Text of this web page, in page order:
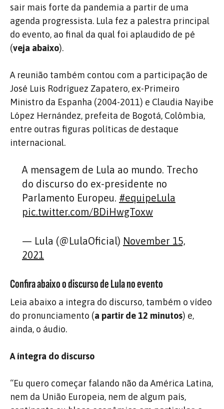
sair mais forte da pandemia a partir de uma
agenda progressista. Lula fez a palestra principal
do evento, ao final da qual foi aplaudido de pé
(veja abaixo).
A reunião também contou com a participação de
José Luis Rodríguez Zapatero, ex-Primeiro
Ministro da Espanha (2004-2011) e Claudia Nayibe
López Hernández, prefeita de Bogotá, Colômbia,
entre outras figuras políticas de destaque
internacional.
A mensagem de Lula ao mundo. Trecho
do discurso do ex-presidente no
Parlamento Europeu. #equipeLula
pic.twitter.com/BDiHwgToxw
— Lula (@LulaOficial) November 15,
2021
Confira abaixo o discurso de Lula no evento
Leia abaixo a integra do discurso, também o vídeo
do pronunciamento (a partir de 12 minutos) e,
ainda, o áudio.
A íntegra do discurso
“Eu quero começar falando não da América Latina,
nem da União Europeia, nem de algum país,